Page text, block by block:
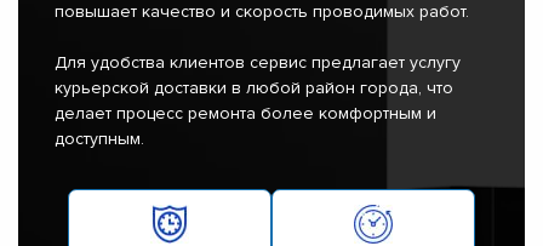
повышает качество и скорость проводимых работ.
Для удобства клиентов сервис предлагает услугу
курьерской доставки в любой район города, что
делает процесс ремонта более комфортным и
доступным.